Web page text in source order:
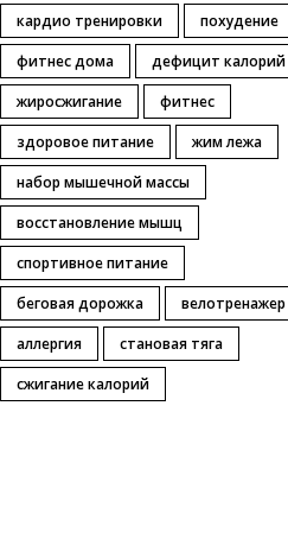
кардио тренировки
похудение
фитнес дома
дефицит калорий
жиросжигание
фитнес
здоровое питание
жим лежа
набор мышечной массы
восстановление мышц
спортивное питание
беговая дорожка
велотренажер
аллергия
становая тяга
сжигание калорий